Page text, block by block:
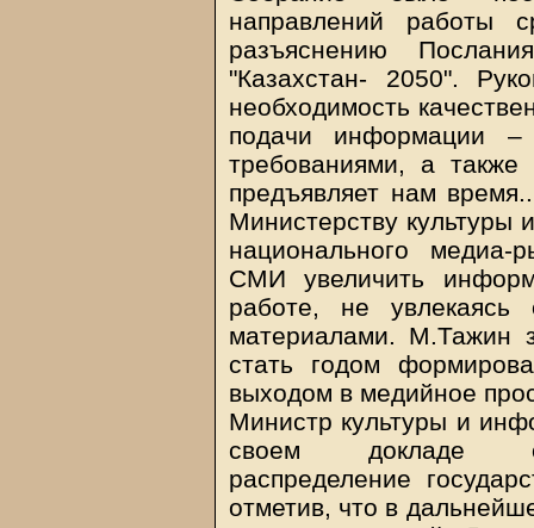
направлений работы
разъяснению
"Казахстан- 2050".
необходимость
подачи информации –
требованиями, а
предъявляет нам
Министерству культуры
национального медиа-
СМИ увеличить
работе, не увлекаясь
материалами. М.Тажин
стать годом
выходом в медийное
Министр культуры и
своем докладе
распределение
отметив, что в